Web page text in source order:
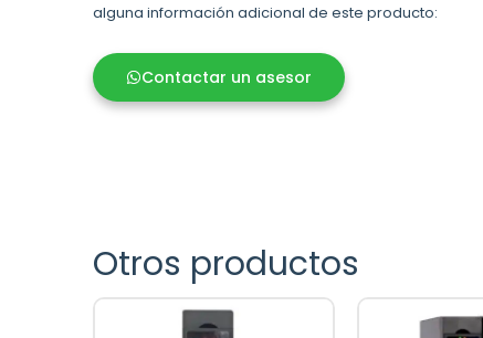
alguna información adicional de este producto:
Contactar un asesor
Otros productos